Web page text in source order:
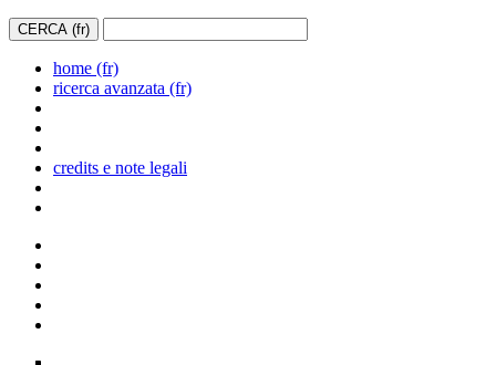
home (fr)
ricerca avanzata (fr)
credits e note legali